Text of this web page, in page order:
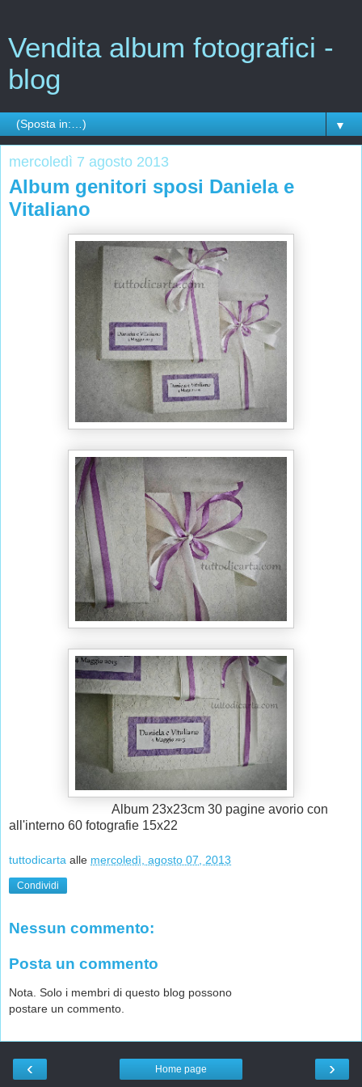
Vendita album fotografici -
blog
▼
mercoledì 7 agosto 2013
Album genitori sposi Daniela e
Vitaliano
Album 23x23cm 30 pagine avorio con
all'interno 60 fotografie 15x22
tuttodicarta alle mercoledì, agosto 07, 2013
Condividi
Nessun commento:
Posta un commento
Nota. Solo i membri di questo blog possono
postare un commento.
‹ ›
Home page